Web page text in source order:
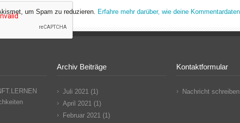
um Spam zu reduzieren. Erfahre mehr darüber, wie deine
Archiv Beiträge
Juli 2021 (1)
April 2021 (1)
Februar 2021 (1)
Kontaktformular
Nachricht schreiben